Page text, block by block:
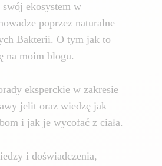
ekosystem w
poprzez naturalne
Bakterii. O tym jak to
na moim blogu.
eksperckie w zakresie
jelit oraz wiedzę jak
i jak je wycofać z ciała.
i doświadczenia,